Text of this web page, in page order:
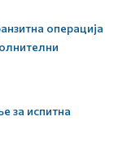
операција
за испитна